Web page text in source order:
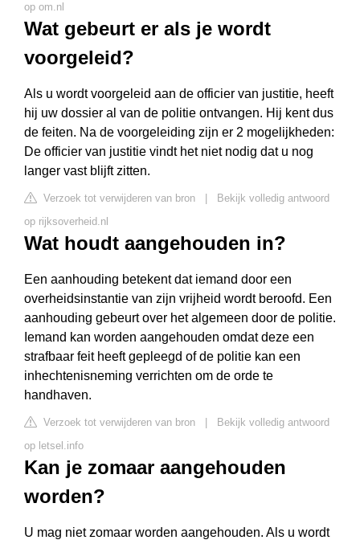
op om.nl
Wat gebeurt er als je wordt
voorgeleid?
Als u wordt voorgeleid aan de officier van justitie, heeft
hij uw dossier al van de politie ontvangen. Hij kent dus
de feiten. Na de voorgeleiding zijn er 2 mogelijkheden:
De officier van justitie vindt het niet nodig dat u nog
langer vast blijft zitten.
Verzoek tot verwijderen van bron
Bekijk volledig antwoord
op rijksoverheid.nl
Wat houdt aangehouden in?
Een aanhouding betekent dat iemand door een
overheidsinstantie van zijn vrijheid wordt beroofd. Een
aanhouding gebeurt over het algemeen door de politie.
Iemand kan worden aangehouden omdat deze een
strafbaar feit heeft gepleegd of de politie kan een
inhechtenisneming verrichten om de orde te
handhaven.
Verzoek tot verwijderen van bron
Bekijk volledig antwoord
op letsel.info
Kan je zomaar aangehouden
worden?
U mag niet zomaar worden aangehouden. Als u wordt